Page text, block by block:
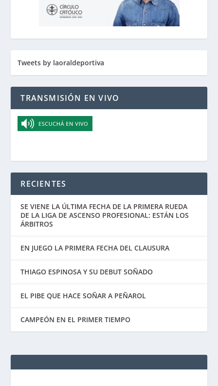
Tweets by laoraldeportiva
TRANSMISIÓN EN VIVO
RECIENTES
SE VIENE LA ÚLTIMA FECHA DE LA PRIMERA RUEDA
DE LA LIGA DE ASCENSO PROFESIONAL: ESTÁN LOS
ÁRBITROS
EN JUEGO LA PRIMERA FECHA DEL CLAUSURA
THIAGO ESPINOSA Y SU DEBUT SOÑADO
EL PIBE QUE HACE SOÑAR A PEÑAROL
CAMPEÓN EN EL PRIMER TIEMPO